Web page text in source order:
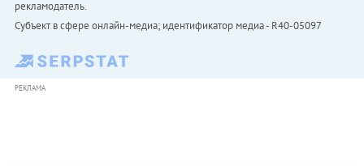
рекламодатель.
Субъект в сфере онлайн-медиа; идентификатор медиа - R40-05097
РЕКЛАМА